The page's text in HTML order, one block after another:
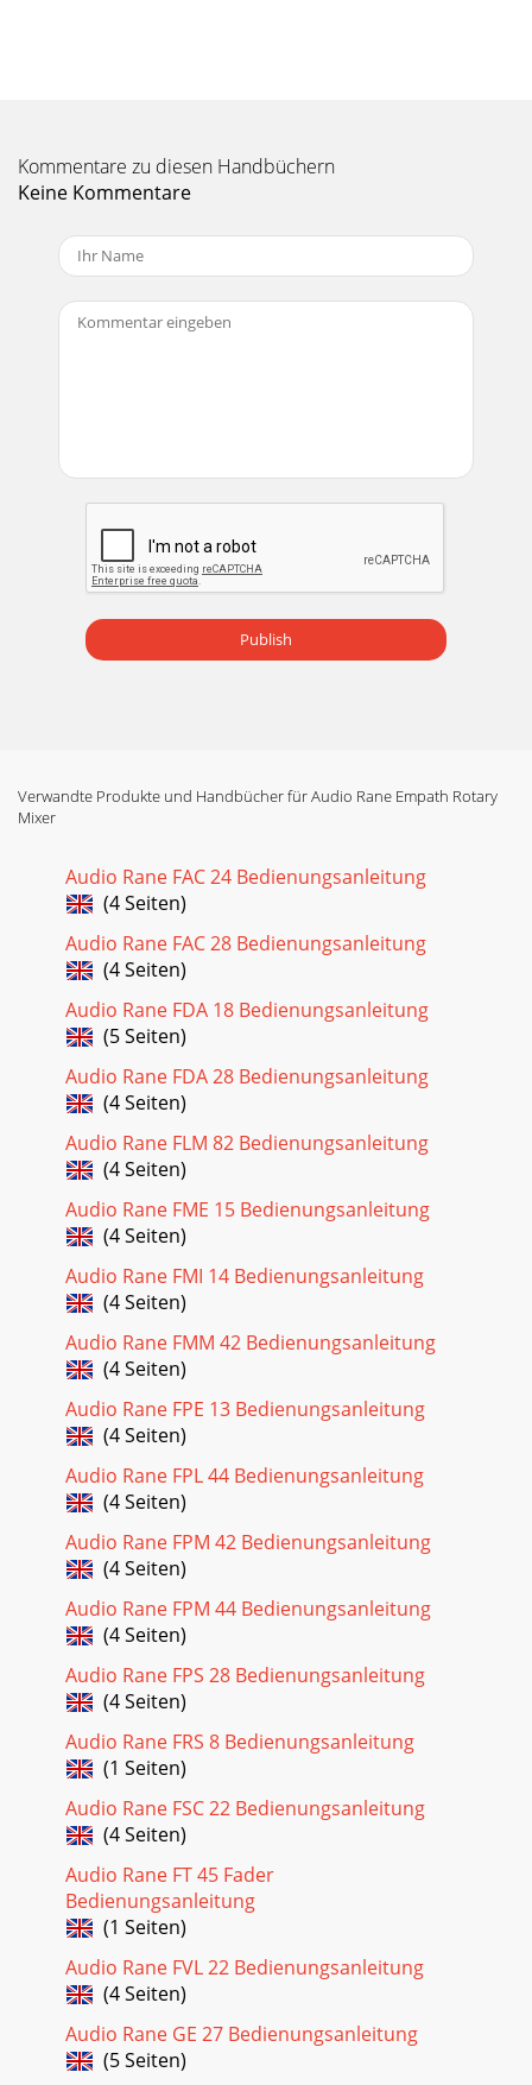
Kommentare zu diesen Handbüchern
Keine Kommentare
Publish
Verwandte Produkte und Handbücher für Audio Rane Empath Rotary
Mixer
Audio Rane FAC 24 Bedienungsanleitung
(4 Seiten)
Audio Rane FAC 28 Bedienungsanleitung
(4 Seiten)
Audio Rane FDA 18 Bedienungsanleitung
(5 Seiten)
Audio Rane FDA 28 Bedienungsanleitung
(4 Seiten)
Audio Rane FLM 82 Bedienungsanleitung
(4 Seiten)
Audio Rane FME 15 Bedienungsanleitung
(4 Seiten)
Audio Rane FMI 14 Bedienungsanleitung
(4 Seiten)
Audio Rane FMM 42 Bedienungsanleitung
(4 Seiten)
Audio Rane FPE 13 Bedienungsanleitung
(4 Seiten)
Audio Rane FPL 44 Bedienungsanleitung
(4 Seiten)
Audio Rane FPM 42 Bedienungsanleitung
(4 Seiten)
Audio Rane FPM 44 Bedienungsanleitung
(4 Seiten)
Audio Rane FPS 28 Bedienungsanleitung
(4 Seiten)
Audio Rane FRS 8 Bedienungsanleitung
(1 Seiten)
Audio Rane FSC 22 Bedienungsanleitung
(4 Seiten)
Audio Rane FT 45 Fader
Bedienungsanleitung
(1 Seiten)
Audio Rane FVL 22 Bedienungsanleitung
(4 Seiten)
Audio Rane GE 27 Bedienungsanleitung
(5 Seiten)